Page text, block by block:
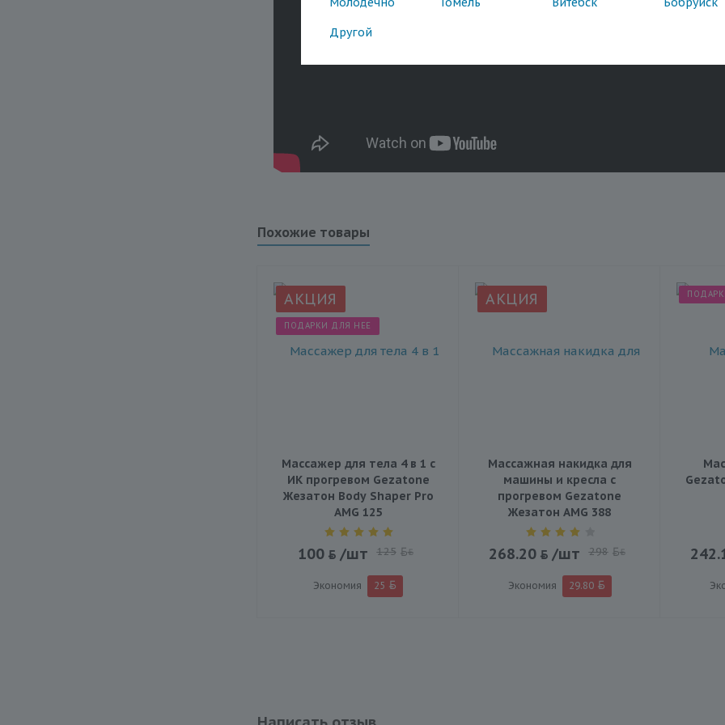
Другой
Похожие товары
АКЦИЯ
ПОДАРКИ ДЛЯ НЕЕ
Массажер для тела 4 в 1 с
ИК прогревом Gezatone
Жезатон Body Shaper Pro
AMG 125
100 /шт 125 BYN
Экономия 25
АКЦИЯ
Массажная накидка для
машины и кресла с
прогревом Gezatone
Жезатон AMG 388
268.20 /шт 298 BYN
Экономия 29.80